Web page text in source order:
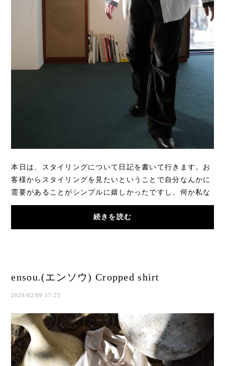
本日は、スタイリングについて日記を書いて行きます。お
客様からスタイリングを見たいということで自分なんかに
需要があることがシンプルに嬉しかったですし、何か私な
りの言葉でお客様へ届けられるならやろうと...
続きを読む
ensou.(エンソウ) Cropped shirt
2026/02/09 17:23